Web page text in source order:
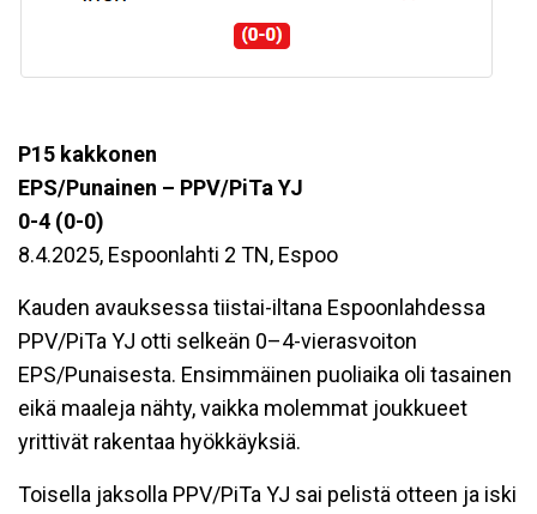
P15 kakkonen
EPS/Punainen – PPV/PiTa YJ
0-4 (0-0)
8.4.2025, Espoonlahti 2 TN, Espoo
Kauden avauksessa tiistai-iltana Espoonlahdessa
PPV/PiTa YJ otti selkeän 0–4-vierasvoiton
EPS/Punaisesta. Ensimmäinen puoliaika oli tasainen
eikä maaleja nähty, vaikka molemmat joukkueet
yrittivät rakentaa hyökkäyksiä.
Toisella jaksolla PPV/PiTa YJ sai pelistä otteen ja iski